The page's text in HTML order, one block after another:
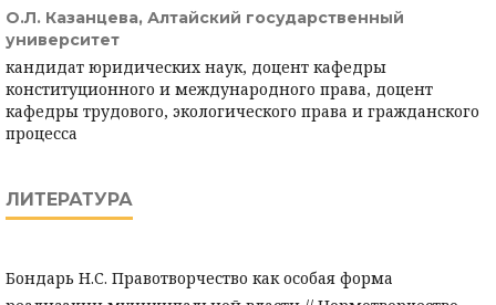
О.Л. Казанцева, Алтайский государственный
университет
кандидат юридических наук, доцент кафедры
конституционного и международного права, доцент
кафедры трудового, экологического права и гражданского
процесса
ЛИТЕРАТУРА
Бондарь Н.С. Правотворчество как особая форма